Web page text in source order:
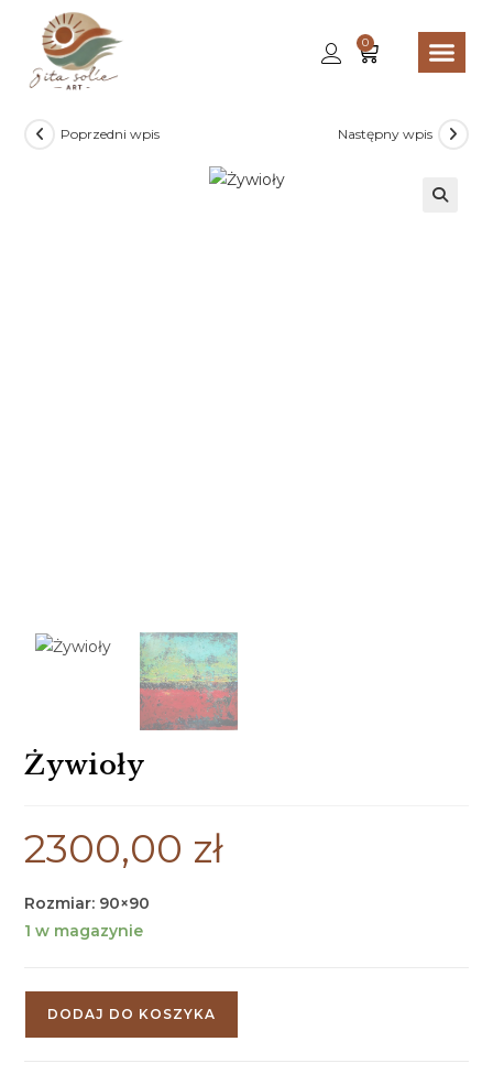
0
Poprzedni wpis Następny wpis
Żywioły
2300,00 zł
Rozmiar: 90×90
1 w magazynie
DODAJ DO KOSZYKA